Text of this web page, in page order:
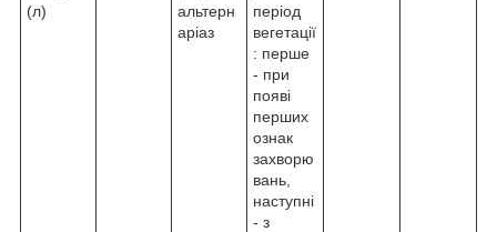
(л)
альтерн
аріаз
період
вегетації
: перше
- при
появі
перших
ознак
захворю
вань,
наступні
- з